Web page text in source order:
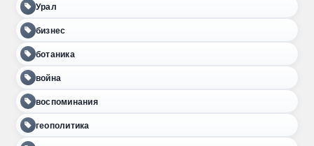
Урал
бизнес
ботаника
война
воспоминания
геополитика